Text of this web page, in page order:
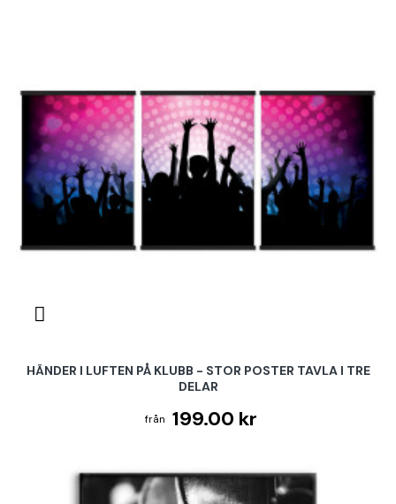
HÄNDER I LUFTEN PÅ KLUBB - STOR POSTER TAVLA I TRE
DELAR
199.00 kr